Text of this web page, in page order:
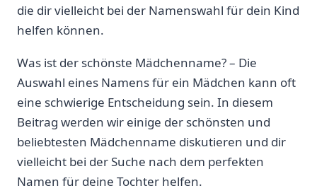
die dir vielleicht bei der Namenswahl für dein Kind
helfen können.
Was ist der schönste Mädchenname? – Die
Auswahl eines Namens für ein Mädchen kann oft
eine schwierige Entscheidung sein. In diesem
Beitrag werden wir einige der schönsten und
beliebtesten Mädchenname diskutieren und dir
vielleicht bei der Suche nach dem perfekten
Namen für deine Tochter helfen.